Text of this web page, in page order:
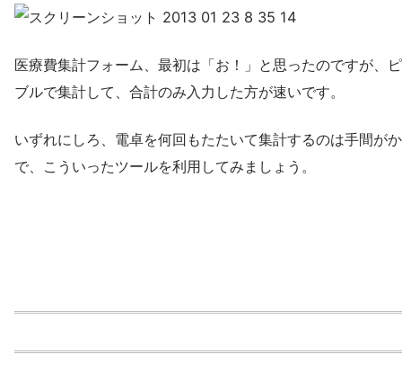
医療費集計フォーム、最初は「お！」と思ったのですが、
ブルで集計して、合計のみ入力した方が速いです。
いずれにしろ、電卓を何回もたたいて集計するのは手間が
で、こういったツールを利用してみましょう。